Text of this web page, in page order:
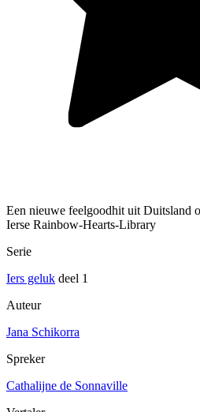
Een nieuwe feelgoodhit uit Duitsland
Ierse Rainbow-Hearts-Library
Serie
Iers geluk deel 1
Auteur
Jana Schikorra
Spreker
Cathalijne de Sonnaville